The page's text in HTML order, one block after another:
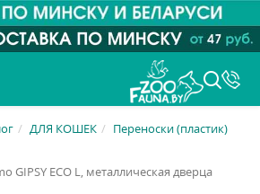
ДЛЯ КОШЕК
Переноски (пластик)
GIPSY ECO L, металлическая дверца